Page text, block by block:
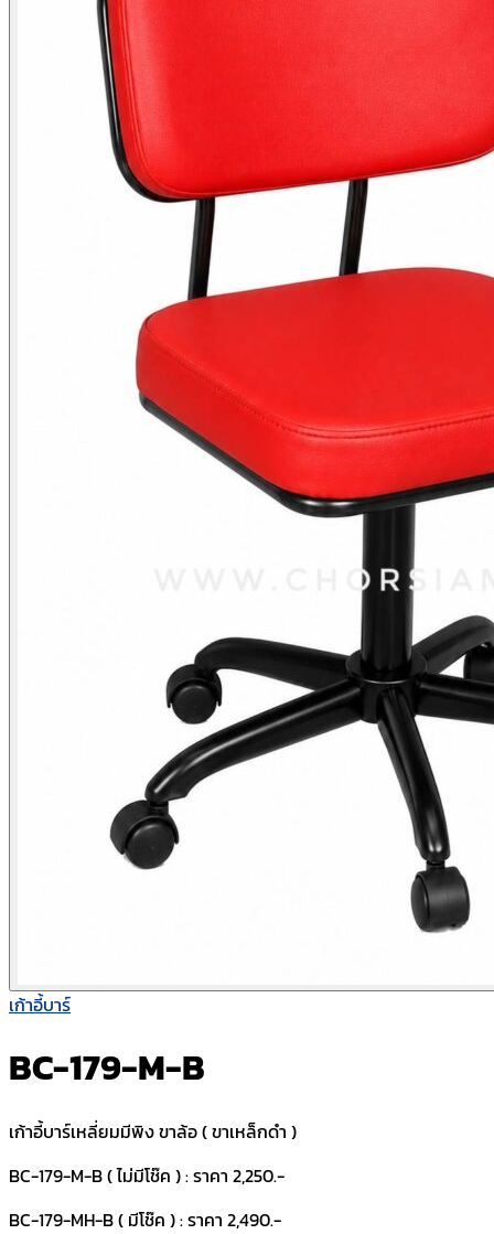
เก้าอี้บาร์
BC-179-M-B
เก้าอี้บาร์เหลี่ยมมีพิง ขาล้อ ( ขาเหล็กดำ )
BC-179-M-B ( ไม่มีโช๊ค ) : ราคา 2,250.-
BC-179-MH-B ( มีโช๊ค ) : ราคา 2,490.-